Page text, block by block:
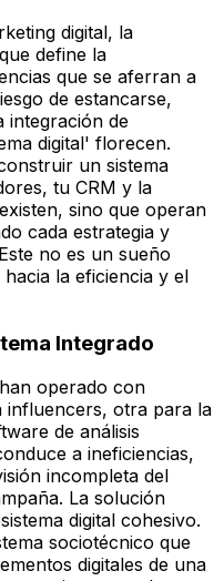
digital, la
define la
que se aferran a
de estancarse,
integración de
digital' florecen.
un sistema
tu CRM y la
sino que operan
cada estrategia y
no es un sueño
la eficiencia y el
Integrado
operado con
influencers, otra para la
de análisis
a ineficiencias,
incompleta del
La solución
digital cohesivo.
sociotécnico que
digitales de una